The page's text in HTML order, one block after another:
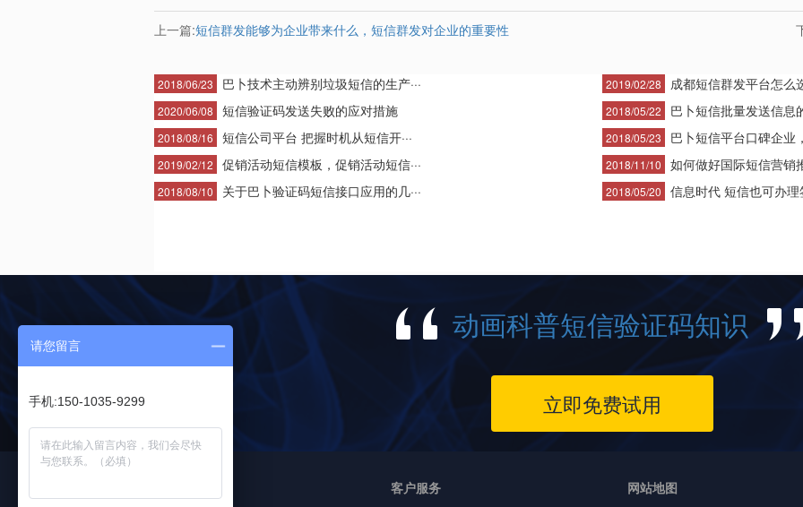
上一篇:短信群发能够为企业带来什么，短信群发对企业的重要性
2018/06/23 巴卜技术主动辨别垃圾短信的生产···
2020/06/08 短信验证码发送失败的应对措施
2018/08/16 短信公司平台 把握时机从短信开···
2019/02/12 促销活动短信模板，促销活动短信···
2018/08/10 关于巴卜验证码短信接口应用的几···
2019/02/28 成都短信群发平台怎么
2018/05/22 巴卜短信批量发送信息
2018/05/23 巴卜短信平台口碑企业
2018/11/10 如何做好国际短信营销
2018/05/20 信息时代 短信也可办理
动画科普短信验证码知识
立即免费试用
客户服务 网站地图
请您留言
手机:150-1035-9299